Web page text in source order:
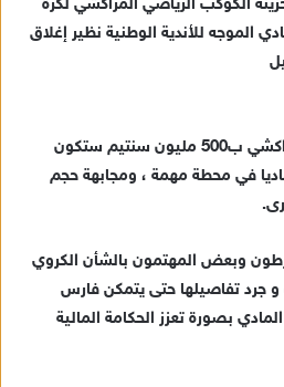
الكوكب الرياضي المراكشي لكرة
الموجه للأندية الوطنية نظير إغلاق
وستنتعش خزينة الكوكب المراكشي ب500 مليون سنتيم ستكون
في محطة مهمة ، ومجابهة حجم
وبعض المهتمون بالشأن الكروي
جرد تفاصيلها حتى يتمكن فارس
بصورة تعزز الحكامة المالية